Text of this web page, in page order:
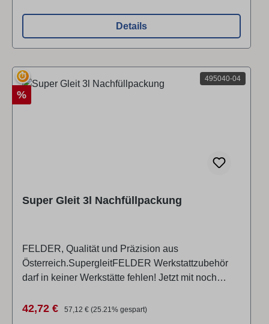
Details
Rabatt
%
495040-04
⏱
Super Gleit 3l Nachfüllpackung
FELDER, Qualität und Präzision aus
Österreich.SupergleitFELDER Werkstattzubehör
darf in keiner Werkstätte fehlen! Jetzt mit noch
die Gleitfähigkeit beim Hobeln und enthält keine
Verkaufspreis:
42,72 € Regulärer Preis:
57,12 € (25.21% gespart)